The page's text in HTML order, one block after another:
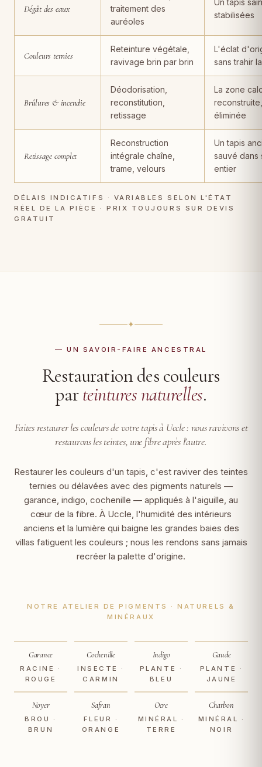
Dégât des eaux
traitement des
auréoles
Un tapis
stabilisées
Couleurs ternies
Reteinture végétale,
ravivage brin par brin
L'éclat
sans trahir
Brûlures & incendie
Déodorisation,
reconstitution,
retissage
La zone
éliminée
Retissage complet
Reconstruction
intégrale chaîne,
trame, velours
Un tapis
sauvé dans
entier
DÉLAIS INDICATIFS · VARIABLES SELON L'ÉTAT
RÉEL DE LA PIÈCE · PRIX TOUJOURS SUR DEVIS
GRATUIT
✦
— UN SAVOIR-FAIRE ANCESTRAL
Restauration des couleurs
parteintures naturelles.
Faites restaurer les couleurs de votre tapis à Uccle : nous ravivons et
restaurons les teintes, une fibre après l'autre.
Restaurer les couleurs d'un tapis, c'est raviver des teintes
ternies ou délavées avec des pigments naturels —
garance, indigo, cochenille — appliqués à l'aiguille, au
cœur de la fibre. À Uccle, l'humidité des intérieurs
anciens et la lumière qui baigne les grandes baies des
villas fatiguent les couleurs ; nous les rendons sans jamais
recréer la palette d'origine.
NOTRE ATELIER DE PIGMENTS · NATURELS &
MINÉRAUX
Garance
RACINE ·
ROUGE
Cochenille
INSECTE ·
CARMIN
Indigo
PLANTE ·
BLEU
Gaude
PLANTE ·
JAUNE
Noyer
BROU ·
BRUN
Safran
FLEUR ·
ORANGE
Ocre
MINÉRAL ·
TERRE
Charbon
MINÉRAL ·
NOIR